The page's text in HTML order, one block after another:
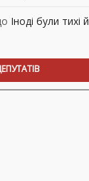
Іноді були тихі й